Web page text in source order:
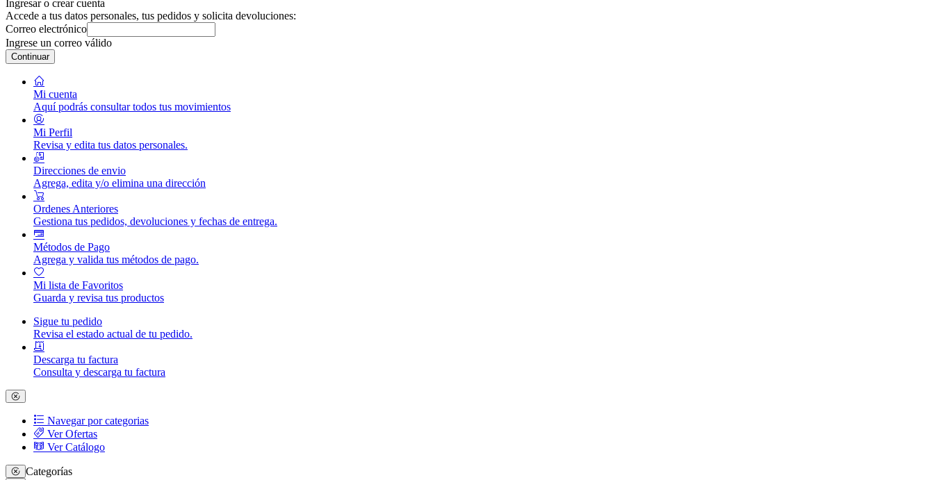
Ingresar o crear cuenta
Accede a tus datos personales, tus pedidos y solicita devoluciones:
Correo electrónico
Ingrese un correo válido
Continuar
Mi cuenta
Aquí podrás consultar todos tus movimientos
Mi Perfil
Revisa y edita tus datos personales.
Direcciones de envio
Agrega, edita y/o elimina una dirección
Ordenes Anteriores
Gestiona tus pedidos, devoluciones y fechas de entrega.
Métodos de Pago
Agrega y valida tus métodos de pago.
Mi lista de Favoritos
Guarda y revisa tus productos
Sigue tu pedido
Revisa el estado actual de tu pedido.
Descarga tu factura
Consulta y descarga tu factura
Navegar por categorias
Ver Ofertas
Ver Catálogo
Categorías